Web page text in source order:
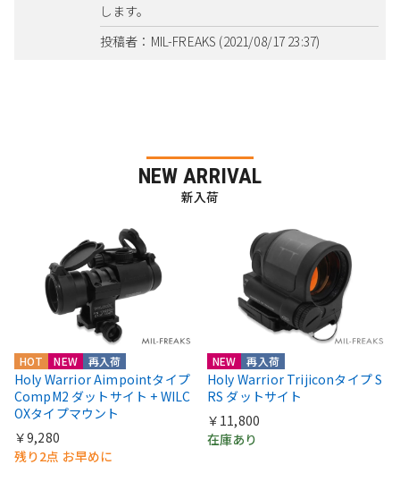
します。
投稿者：MIL-FREAKS (2021/08/17 23:37)
NEW ARRIVAL
新入荷
HOT NEW 再入荷
Holy Warrior Aimpointタイプ
CompM2 ダットサイト + WILC
OXタイプマウント
￥9,280
残り2点 お早めに
NEW 再入荷
Holy Warrior Trijiconタイプ S
RS ダットサイト
￥11,800
在庫あり